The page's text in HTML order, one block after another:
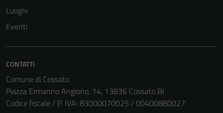
Luoghi
Eventi
CONTATTI
Comune di Cossato
Piazza Ermanno Angiono, 14, 13836 Cossato BI
Codice fiscale / P. IVA: 83000070025 / 00400880027